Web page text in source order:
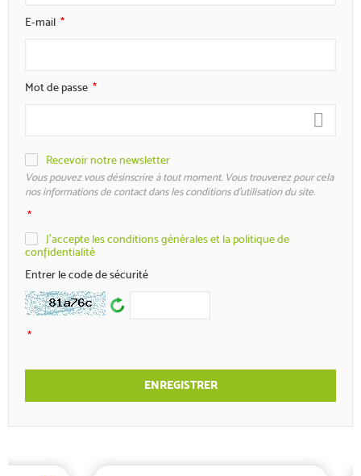
E-mail
Mot de passe
Recevoir notre newsletter
Vous pouvez vous désinscrire à tout moment. Vous trouverez pour cela
nos informations de contact dans les conditions d'utilisation du site.
J'accepte les conditions générales et la politique de
confidentialité
Entrer le code de sécurité
ENREGISTRER